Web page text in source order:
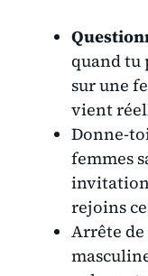
quand tu
sur une
vient
Donne-
femmes
rejoins
Arrête